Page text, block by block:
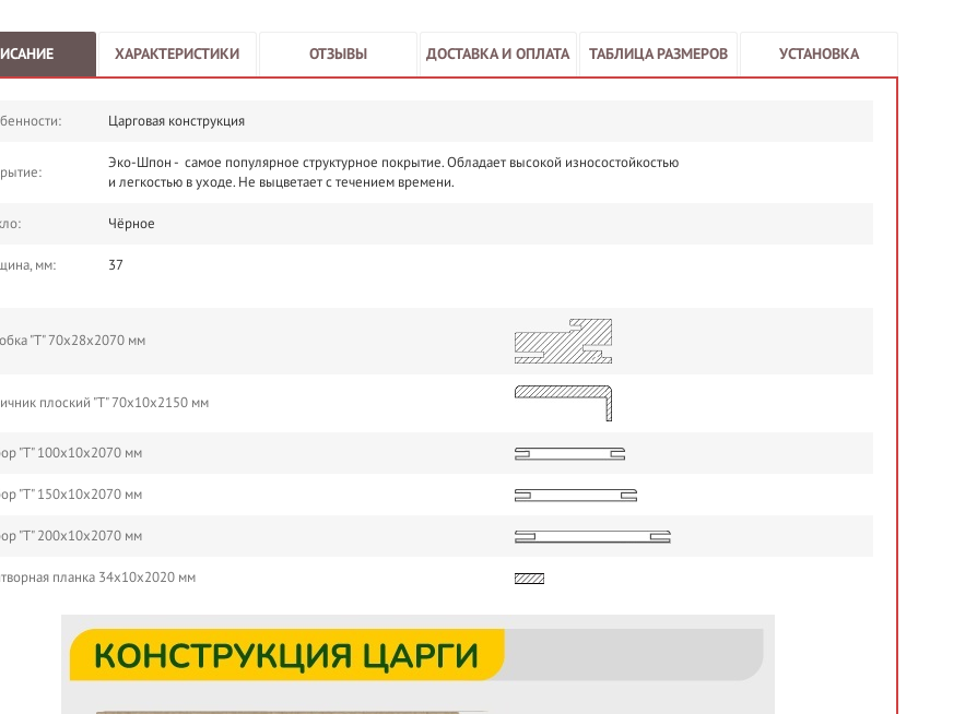
ХАРАКТЕРИСТИКИ ОТЗЫВЫ ДОСТАВКА И ОПЛАТА ТАБЛИЦА РАЗМЕРОВ УСТАНОВКА
Царговая конструкция
Эко-Шпон - самое популярное структурное покрытие. Обладает высокой износостойкостью
и легкостью в уходе. Не выцветает с течением времени.
Чёрное
мм: 37
"Т" 70х28х2070 мм
плоский "Т" 70х10х2150 мм
"Т" 100х10х2070 мм
"Т" 150х10х2070 мм
"Т" 200х10х2070 мм
планка 34х10х2020 мм